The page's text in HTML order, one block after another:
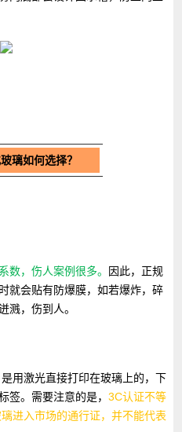
璃如何选择？
数，伤人案例很多。
因此，正规
就会贴有防爆膜，如若爆炸，碎
溅，伤到人。
用激光直接打印在玻璃上的，下
签。需要注意的是， 3C认证不等
进入市场的通行证，并不能代表